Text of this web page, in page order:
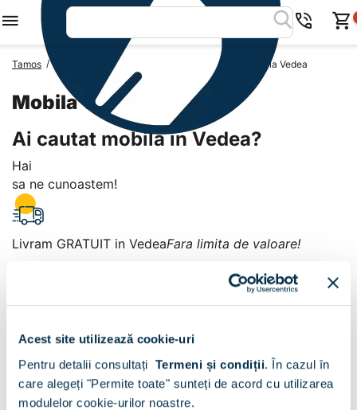
Acest site utilizează cookie-uri
Pentru detalii consultați Termeni și condiții. În cazul în
care alegeți "Permite toate" sunteți de acord cu utilizarea
modulelor cookie-urilor noastre.
Tamos / Mobila Romania Mobila Judetul Arges Mobila Vedea
Mobila Vedea
Ai cautat mobila in Vedea?
Hai
sa ne cunoastem!
Livram GRATUIT in VedeaFara limita de valoare!
Vedea
+